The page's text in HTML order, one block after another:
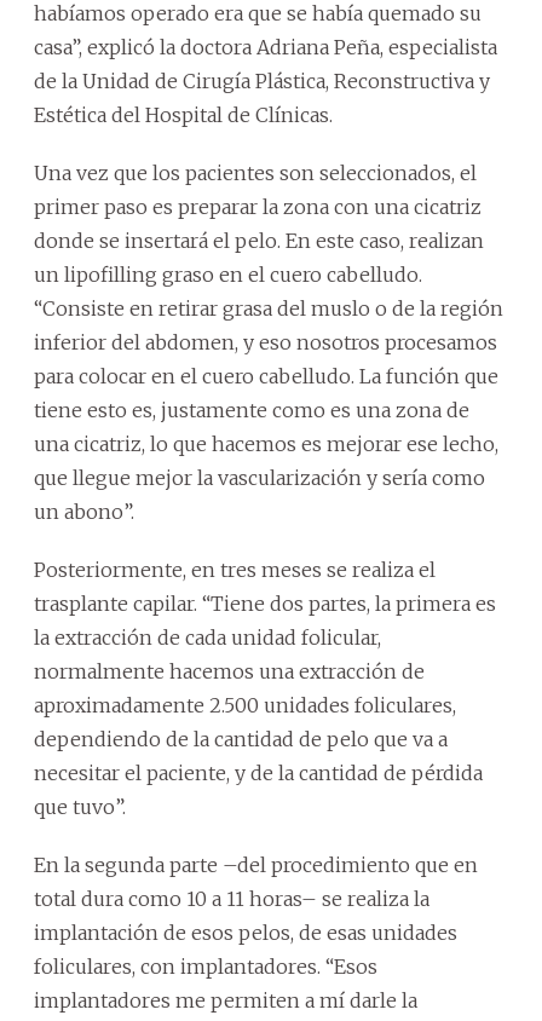
habíamos operado era que se había quemado su
casa”, explicó la doctora Adriana Peña, especialista
de la Unidad de Cirugía Plástica, Reconstructiva y
Estética del Hospital de Clínicas.
Una vez que los pacientes son seleccionados, el
primer paso es preparar la zona con una cicatriz
donde se insertará el pelo. En este caso, realizan
un lipofilling graso en el cuero cabelludo.
“Consiste en retirar grasa del muslo o de la región
inferior del abdomen, y eso nosotros procesamos
para colocar en el cuero cabelludo. La función que
tiene esto es, justamente como es una zona de
una cicatriz, lo que hacemos es mejorar ese lecho,
que llegue mejor la vascularización y sería como
un abono”.
Posteriormente, en tres meses se realiza el
trasplante capilar. “Tiene dos partes, la primera es
la extracción de cada unidad folicular,
normalmente hacemos una extracción de
aproximadamente 2.500 unidades foliculares,
dependiendo de la cantidad de pelo que va a
necesitar el paciente, y de la cantidad de pérdida
que tuvo”.
En la segunda parte –del procedimiento que en
total dura como 10 a 11 horas– se realiza la
implantación de esos pelos, de esas unidades
foliculares, con implantadores. “Esos
implantadores me permiten a mí darle la